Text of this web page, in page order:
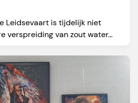
Leidsevaart is tijdelijk niet
verspreiding van zout water...